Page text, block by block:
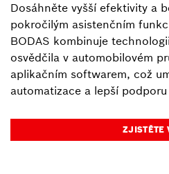
Dosáhněte vyšší efektivity a
pokročilým asistenčním
BODAS kombinuje
osvědčila v automobilovém
aplikačním softwarem, což
automatizace a lepší
ZJISTĚTE